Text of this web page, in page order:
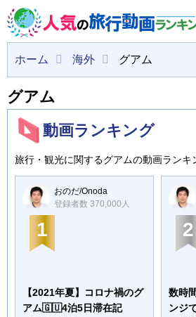
ホーム 海外 グアム
グアム
動画ランキング
旅行・観光に関するグアムの動画ランキ
おのだ/Onoda
登録者数 370,000人
1
【2021年夏】コロナ禍のグ
アム🇬🇺4泊5日滞在記
2
数時
ンジ